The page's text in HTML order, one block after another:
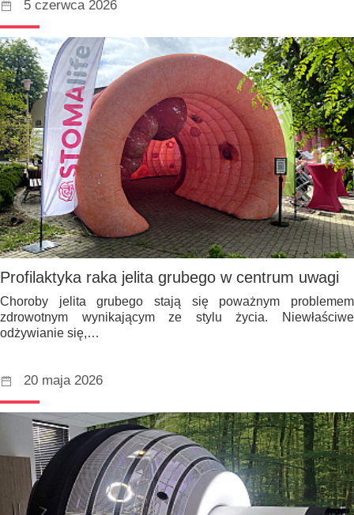
5 czerwca 2026
Profilaktyka raka jelita grubego w centrum uwagi
Choroby jelita grubego stają się poważnym problemem
zdrowotnym wynikającym ze stylu życia. Niewłaściwe
odżywianie się,…
20 maja 2026